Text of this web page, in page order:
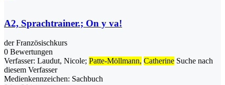
A2, Sprachtrainer.; On y va!
der Französischkurs
0 Bewertungen
Verfasser: Laudut, Nicole; Patte-Möllmann, Catherine Suche nach
diesem Verfasser
Medienkennzeichen: Sachbuch